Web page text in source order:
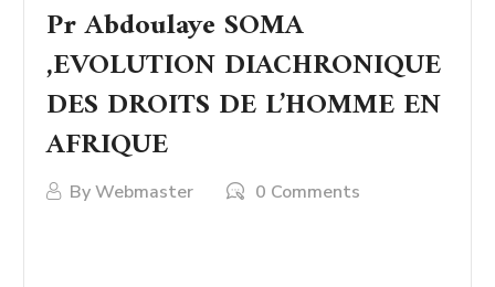
Pr Abdoulaye SOMA
,EVOLUTION DIACHRONIQUE
DES DROITS DE L’HOMME EN
AFRIQUE
ByWebmaster 0 Comments